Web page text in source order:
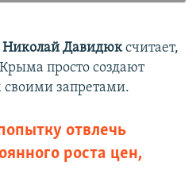
Николай Давидюксчитает,
просто создают
запретами.
отвлечь
роста цен,